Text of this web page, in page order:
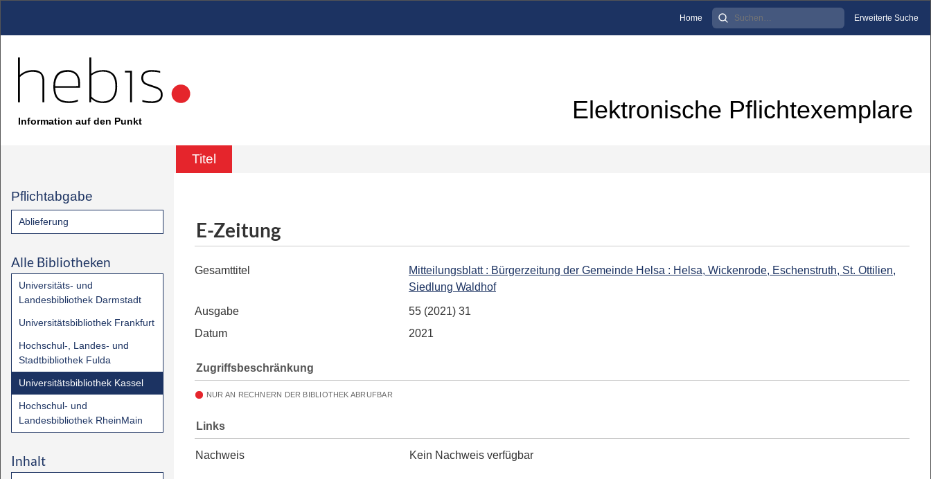
Home Erweiterte Suche
Information auf den Punkt Elektronische Pflichtexemplare
Titel
Pflichtabgabe
Ablieferung
Alle Bibliotheken
Universitäts- und
Landesbibliothek Darmstadt
Universitätsbibliothek Frankfurt
Hochschul-, Landes- und
Stadtbibliothek Fulda
Universitätsbibliothek Kassel
Hochschul- und
Landesbibliothek RheinMain
Inhalt
E-Zeitung
Gesamttitel
Mitteilungsblatt : Bürgerzeitung der Gemeinde Helsa : Helsa, Wickenrode, Eschenstruth, St. Ottilien,
Siedlung Waldhof
Ausgabe
55 (2021) 31
Datum
2021
Zugriffsbeschränkung
NUR AN RECHNERN DER BIBLIOTHEK ABRUFBAR
Links
Nachweis Kein Nachweis verfügbar